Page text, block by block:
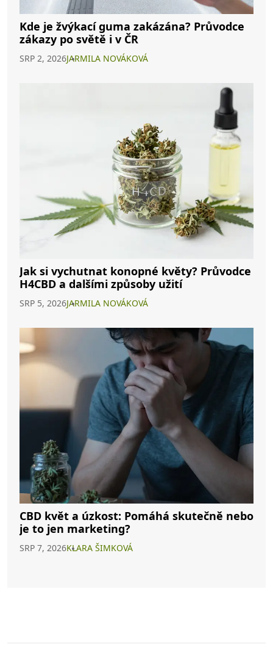
Kde je žvýkací guma zakázána? Průvodce
zákazy po světě i v ČR
SRP 2, 2026JARMILA NOVÁKOVÁ
Jak si vychutnat konopné květy? Průvodce
H4CBD a dalšími způsoby užití
SRP 5, 2026JARMILA NOVÁKOVÁ
CBD květ a úzkost: Pomáhá skutečně nebo
je to jen marketing?
SRP 7, 2026KLARA ŠIMKOVÁ